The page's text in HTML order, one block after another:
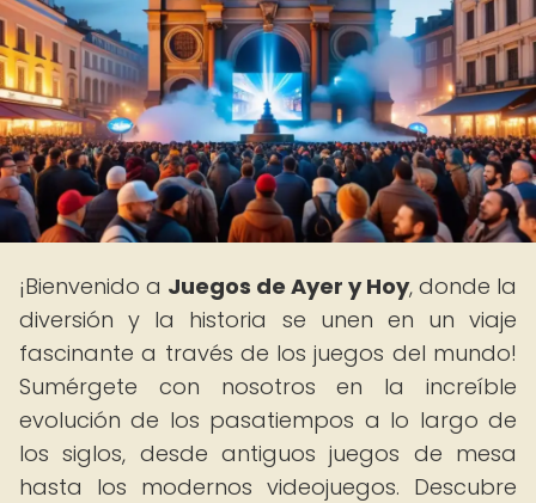
¡Bienvenido a Juegos de Ayer y Hoy, donde la
diversión y la historia se unen en un viaje
fascinante a través de los juegos del mundo!
Sumérgete con nosotros en la increíble
evolución de los pasatiempos a lo largo de
los siglos, desde antiguos juegos de mesa
hasta los modernos videojuegos. Descubre